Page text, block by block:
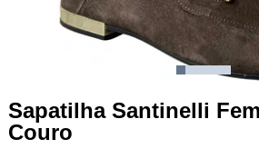
Sapatilha Santinelli
Couro